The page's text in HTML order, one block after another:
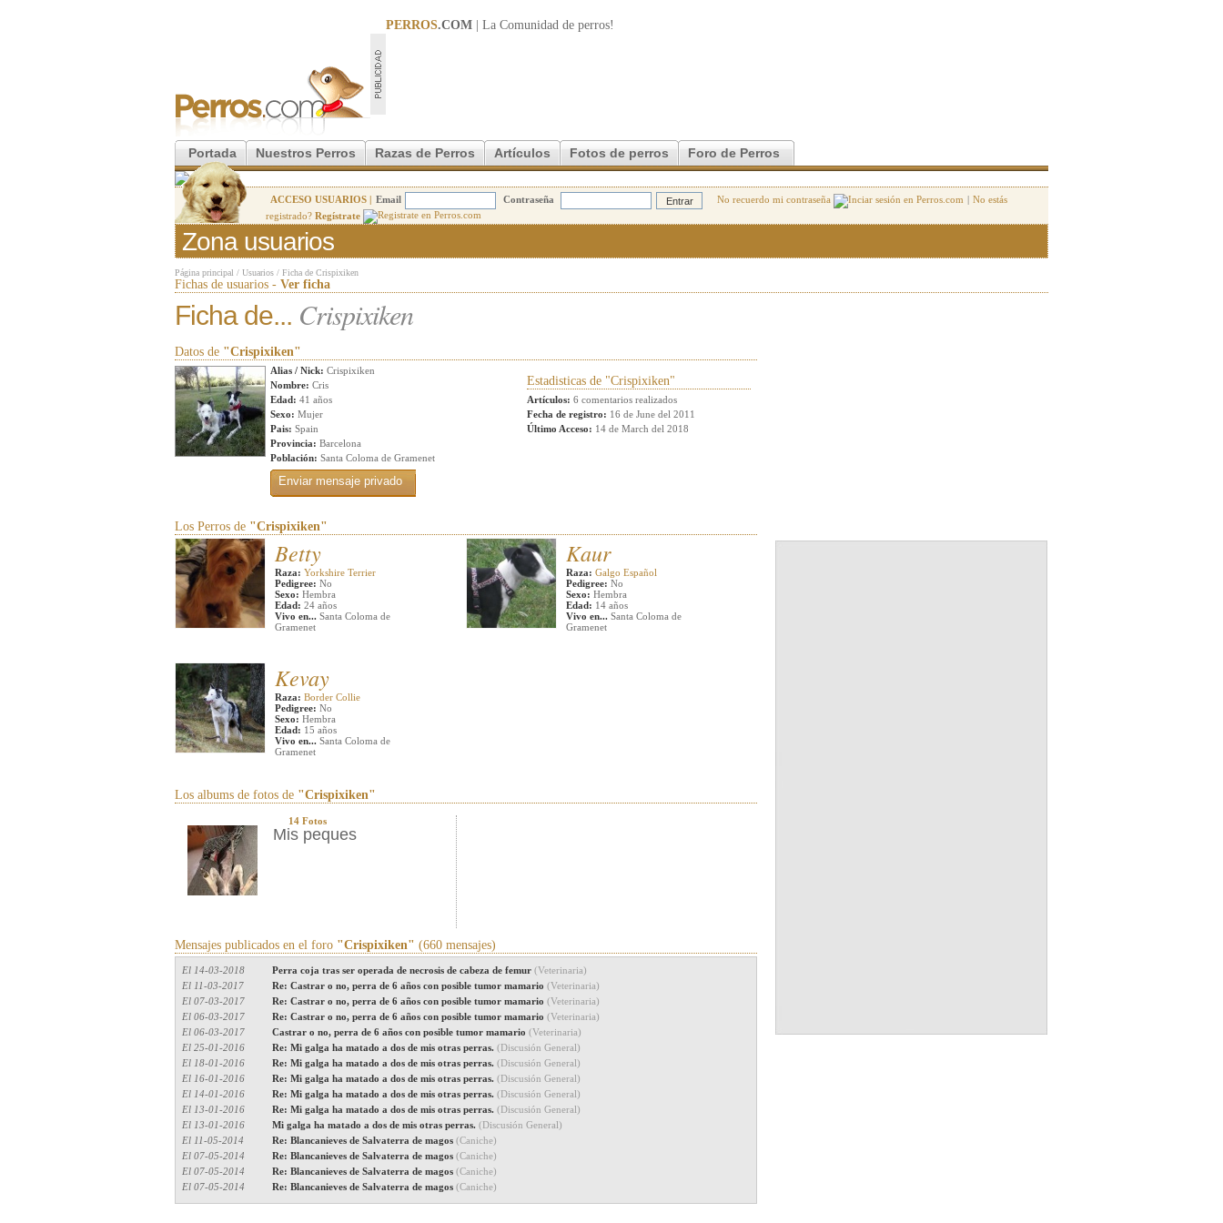
PERROS.COM | La Comunidad de perros!
Portada Nuestros Perros Razas de Perros Artículos Fotos de perros Foro de Perros
ACCESO USUARIOS | Email Contraseña No recuerdo mi contraseña | No estás
registrado? Regístrate
Zona usuarios
Página principal / Usuarios / Ficha de Crispixiken
Fichas de usuarios - Ver ficha
Ficha de... Crispixiken
Datos de "Crispixiken"
Alias / Nick: Crispixiken
Nombre: Cris
Edad: 41 años
Sexo: Mujer
Pais: Spain
Provincia: Barcelona
Población: Santa Coloma de Gramenet
Estadisticas de "Crispixiken"
Artículos: 6 comentarios realizados
Fecha de registro: 16 de June del 2011
Último Acceso: 14 de March del 2018
Los Perros de "Crispixiken"
Betty
Raza: Yorkshire Terrier
Pedigree: No
Sexo: Hembra
Edad: 24 años
Vivo en... Santa Coloma de
Gramenet
Kaur
Raza: Galgo Español
Pedigree: No
Sexo: Hembra
Edad: 14 años
Vivo en... Santa Coloma de
Gramenet
Kevay
Raza: Border Collie
Pedigree: No
Sexo: Hembra
Edad: 15 años
Vivo en... Santa Coloma de
Gramenet
Los albums de fotos de "Crispixiken"
14 Fotos
Mis peques
Mensajes publicados en el foro "Crispixiken" (660 mensajes)
El 14-03-2018 Perra coja tras ser operada de necrosis de cabeza de femur (Veterinaria)
El 11-03-2017
Re: Castrar o no, perra de 6 años con posible tumor mamario (Veterinaria)
El 07-03-2017
Re: Castrar o no, perra de 6 años con posible tumor mamario (Veterinaria)
El 06-03-2017
Re: Castrar o no, perra de 6 años con posible tumor mamario (Veterinaria)
El 06-03-2017
Castrar o no, perra de 6 años con posible tumor mamario (Veterinaria)
El 25-01-2016
Re: Mi galga ha matado a dos de mis otras perras. (Discusión General)
El 18-01-2016
Re: Mi galga ha matado a dos de mis otras perras. (Discusión General)
El 16-01-2016
Re: Mi galga ha matado a dos de mis otras perras. (Discusión General)
El 14-01-2016
Re: Mi galga ha matado a dos de mis otras perras. (Discusión General)
El 13-01-2016
Re: Mi galga ha matado a dos de mis otras perras. (Discusión General)
El 13-01-2016
Mi galga ha matado a dos de mis otras perras. (Discusión General)
El 11-05-2014
Re: Blancanieves de Salvaterra de magos (Caniche)
El 07-05-2014
Re: Blancanieves de Salvaterra de magos (Caniche)
El 07-05-2014
Re: Blancanieves de Salvaterra de magos (Caniche)
El 07-05-2014
Re: Blancanieves de Salvaterra de magos (Caniche)